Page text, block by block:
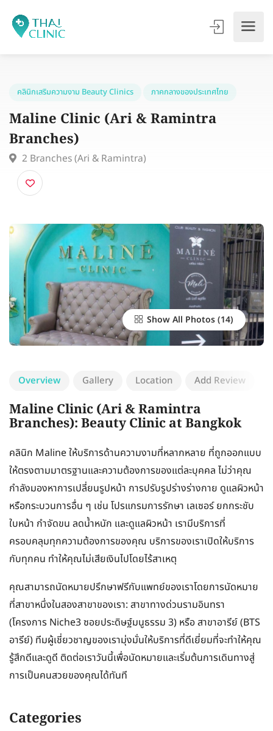
คลินิกเสริมความงาม Beauty Clinics
Maline Clinic (Ari & Ramintra
Branches)
2 Branches (Ari & Ramintra)
Show All Photos
Overview Gallery Location Add Review
Maline Clinic (Ari & Ramintra
Branches): Beauty Clinic at Bangkok
คลินิก Maline ให้บริการด้านความงามที่หลากหลาย ที่ถูกออกแบบ
ให้ตรงตามมาตรฐานและความต้องการของแต่ละบุคคล ไม่ว่าคุณ
กำลังมองหาการเปลี่ยนรูปหน้า การปรับรูปร่างร่างกาย ดูแลผิวหน้า
หรือกระบวนการอื่น ๆ เช่น โปรแกรมการรักษา เลเซอร์ ยกกระชับ
ใบหน้า กำจัดขน ลดน้ำหนัก และดูแลผิวหน้า เรามีบริการที่
ครอบคลุมทุกความต้องการของคุณ บริการของเราเปิดให้บริการ
กับทุกคน ทำให้คุณไม่เสียเงินไปโดยไร้สาเหตุ
คุณสามารถนัดหมายปรึกษาฟรีกับแพทย์ของเราโดยการนัดหมาย
ที่สาขาหนึ่งในสองสาขาของเรา: สาขาทางด่วนรามอินทรา
(โครงการ Niche3 ซอยประดิษฐ์มนูธรรม 3) หรือ สาขาอารีย์ (BTS
อารีย์) ทีมผู้เชี่ยวชาญของเรามุ่งมั่นให้บริการที่ดีเยี่ยมที่จะทำให้คุณ
รู้สึกดีและดูดี ติดต่อเราวันนี้เพื่อนัดหมายและเริ่มต้นการเดินทางสู่
การเป็นคนสวยของคุณได้ทันที
Categories